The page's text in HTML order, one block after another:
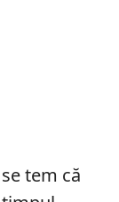
tem că